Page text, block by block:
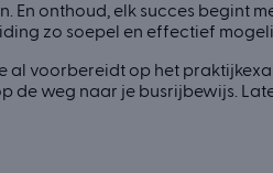
En onthoud, elk succes begint
zo soepel en effectief
al voorbereidt op het
weg naar je busrijbewijs.